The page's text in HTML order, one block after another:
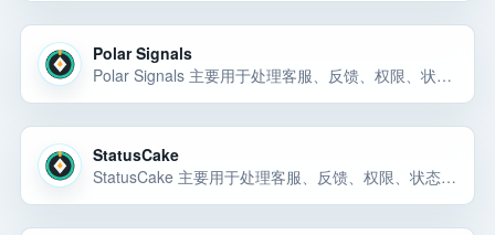
Polar Signals
Polar Signals 主要用于处理客服、反馈、权限、状态页、邮件通知、用户成功、产品分析和团队协作流程。Polar Signals 主要用于处理客服、反馈、权限、状态页、邮件通知、用户成功、产品分析和团队协作流程。Polar Signals… 选择前重点看价格、上手门槛、风险和替代方案。
StatusCake
StatusCake 主要用于处理客服、反馈、权限、状态页、邮件通知、用户成功、产品分析和团队协作流程。StatusCake 可以先按 SaaS 运营工具 候选来评估：它主要用于处理客服、反馈、权限、状态页、邮件通知、用户成功、产品分析和团队… 选择前重点看价格、上手门槛、风险和替代方案。